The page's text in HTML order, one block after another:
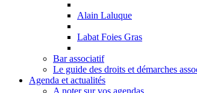
Alain Laluque
Labat Foies Gras
Bar associatif
Le guide des droits et démarches
Agenda et actualités
A noter sur vos agendas